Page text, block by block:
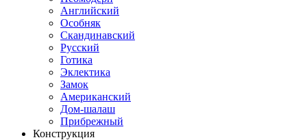
Английский
Особняк
Скандинавский
Русский
Готика
Эклектика
Замок
Американский
Дом-шалаш
Прибрежный
Конструкция